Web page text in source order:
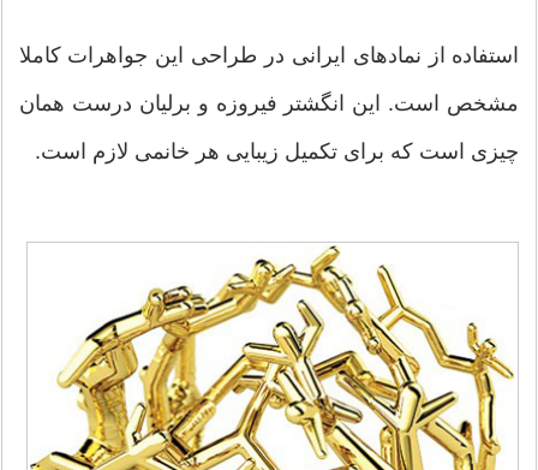
استفاده از نمادهای ایرانی در طراحی این جواهرات کاملا
مشخص است. این انگشتر فیروزه و برلیان درست همان
چیزی است که برای تکمیل زیبایی هر خانمی لازم است.